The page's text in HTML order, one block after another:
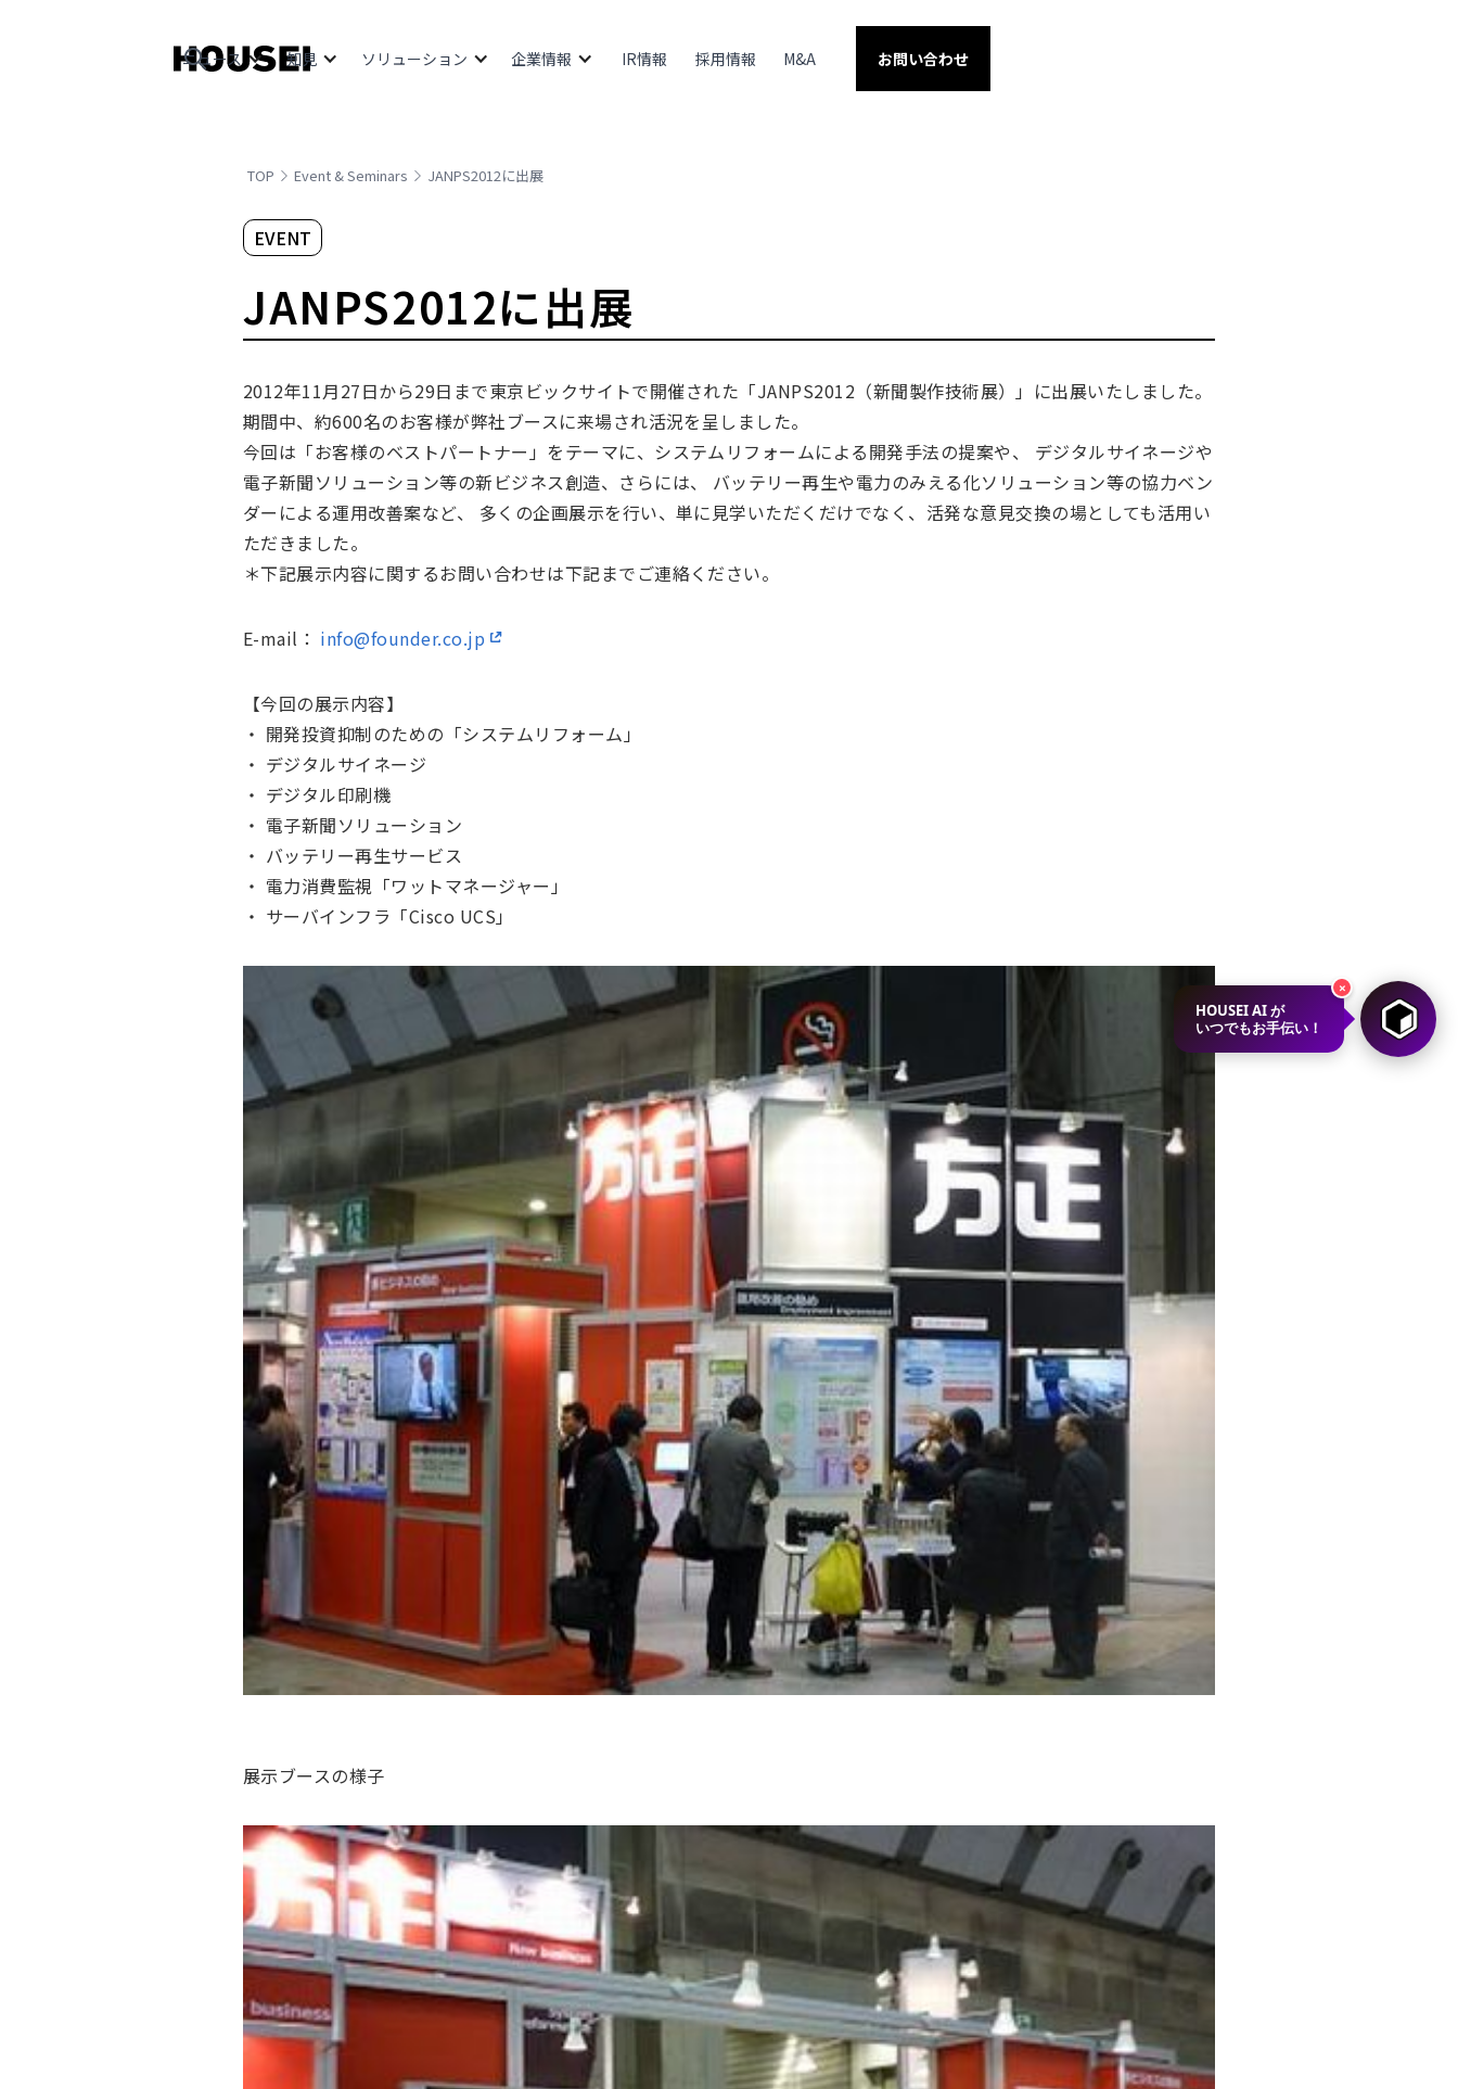
ニュース 知見 ソリューション 企業情報 IR情報 採用情報 M&A お問い合わせ
TOP Event & Seminars JANPS2012に出展
EVENT
JANPS2012に出展
2012年11月27日から29日まで東京ビックサイトで開催された「JANPS2012（新聞製作技術展）」に出展いたしました。
期間中、約600名のお客様が弊社ブースに来場され活況を呈しました。
今回は「お客様のベストパートナー」をテーマに、システムリフォームによる開発手法の提案や、 デジタルサイネージや
電子新聞ソリューション等の新ビジネス創造、さらには、 バッテリー再生や電力のみえる化ソリューション等の協力ベン
ダーによる運用改善案など、 多くの企画展示を行い、単に見学いただくだけでなく、活発な意見交換の場としても活用い
ただきました。
＊下記展示内容に関するお問い合わせは下記までご連絡ください。
E-mail： info@founder.co.jp
【今回の展示内容】
・ 開発投資抑制のための「システムリフォーム」
・ デジタルサイネージ
・ デジタル印刷機
・ 電子新聞ソリューション
・ バッテリー再生サービス
・ 電力消費監視「ワットマネージャー」
・ サーバインフラ「Cisco UCS」
展示ブースの様子
HOUSEI AI が
いつでもお手伝い！
×